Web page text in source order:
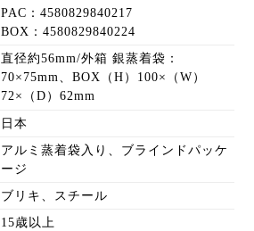
PAC：4580829840217
BOX：4580829840224
直径約56mm/外箱 銀蒸着袋：
70×75mm、BOX（H）100×（W）
72×（D）62mm
日本
アルミ蒸着袋入り、ブラインドパッケ
ージ
ブリキ、スチール
15歳以上